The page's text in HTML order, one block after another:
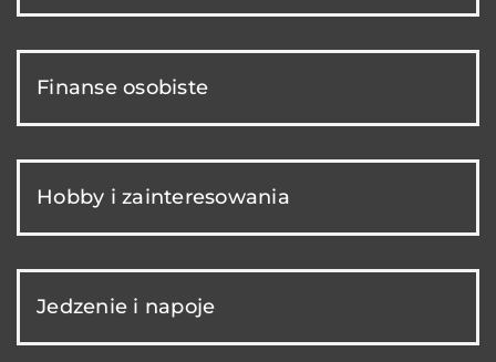
Finanse osobiste
Hobby i zainteresowania
Jedzenie i napoje